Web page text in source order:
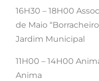
16H30 – 18H00
de Maio
Jardim Municipal
11H00 – 14H00
Anima